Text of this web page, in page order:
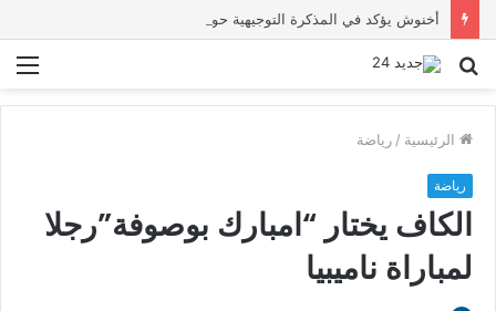
بحث
الرئيسية / رياضة
رياضة
الكاف يختار “امبارك بوصوفة”رجلا
لمباراة ناميبيا